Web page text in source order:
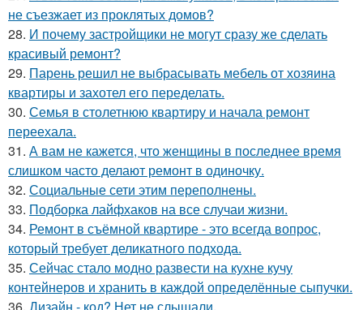
не съезжает из проклятых домов?
28. И почему застройщики не могут сразу же сделать
красивый ремонт?
29. Парень решил не выбрасывать мебель от хозяина
квартиры и захотел его переделать.
30. Семья в столетнюю квартиру и начала ремонт
переехала.
31. А вам не кажется, что женщины в последнее время
слишком часто делают ремонт в одиночку.
32. Социальные сети этим переполнены.
33. Подборка лайфхаков на все случаи жизни.
34. Ремонт в съёмной квартире - это всегда вопрос,
который требует деликатного подхода.
35. Сейчас стало модно развести на кухне кучу
контейнеров и хранить в каждой определённые сыпучки.